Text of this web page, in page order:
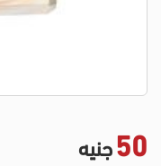
50جنيه